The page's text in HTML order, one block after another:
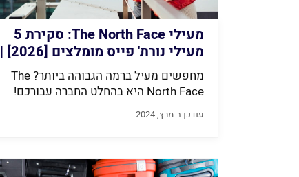
מעילי The North Face: סקירת 5
מעילי נורת' פייס מומלצים [2026] |
Finder
מחפשים מעיל ברמה הגבוהה ביותר? The
North Face היא בהחלט החברה עבורכם!
עודכן ב-מרץ, 2024